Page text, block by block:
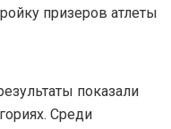
призеров атлеты
показали
Среди